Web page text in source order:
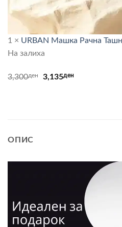
1 × URBAN Машка Рачна
На залиха
3,300ден
Original
3,135денCurrent
ОПИС